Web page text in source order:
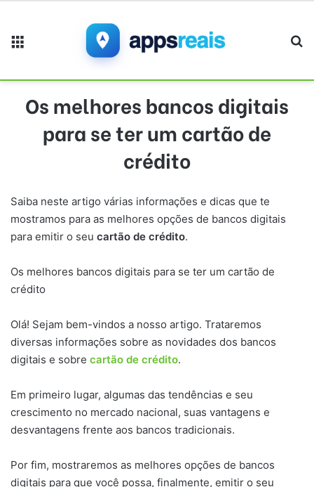
Os melhores bancos digitais
para se ter um cartão de
crédito
Saiba neste artigo várias informações e dicas que te
mostramos para as melhores opções de bancos digitais
para emitir o seu cartão de crédito.
Os melhores bancos digitais para se ter um cartão de
crédito
Olá! Sejam bem-vindos a nosso artigo. Trataremos
diversas informações sobre as novidades dos bancos
digitais e sobre cartão de crédito.
Em primeiro lugar, algumas das tendências e seu
crescimento no mercado nacional, suas vantagens e
desvantagens frente aos bancos tradicionais.
Por fim, mostraremos as melhores opções de bancos
digitais para que você possa, finalmente, emitir o seu